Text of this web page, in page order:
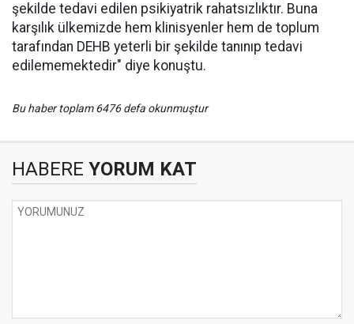
şekilde tedavi edilen psikiyatrik rahatsızlıktır. Buna
karşılık ülkemizde hem klinisyenler hem de toplum
tarafından DEHB yeterli bir şekilde tanınıp tedavi
edilememektedir" diye konuştu.
Bu haber toplam 6476 defa okunmuştur
HABERE YORUM KAT